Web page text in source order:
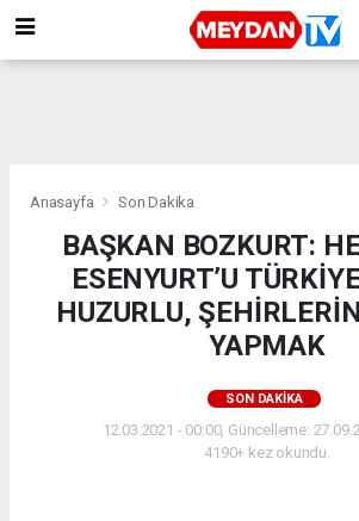
Anasayfa Son Dakika
BAŞKAN BOZKURT:
ESENYURT’U
HUZURLU,
YAPMAK
SON DAKIKA
12.03.2021 - 00:00, Güncelleme:
4190+ kez okundu.